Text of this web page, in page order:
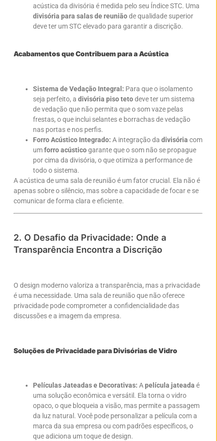
acústica da divisória é medida pelo seu Índice STC. Uma
divisória para salas de reuniãode qualidade superior
deve ter um STC elevado para garantir a discrição.
Acabamentos que Contribuem para a Acústica
Sistema de Vedação Integral: Para que o isolamento
seja perfeito, a divisória piso tetodeve ter um sistema
de vedação que não permita que o som vaze pelas
frestas, o que inclui selantes e borrachas de vedação
nas portas e nos perfis.
Forro Acústico Integrado: A integração da divisória com
umforro acústicogarante que o som não se propague
por cima da divisória, o que otimiza a performance de
todo o sistema.
A acústica de uma sala de reunião é um fator crucial. Ela não é
apenas sobre o silêncio, mas sobre a capacidade de focar e se
comunicar de forma clara e eficiente.
2. O Desafio da Privacidade: Onde a
Transparência Encontra a Discrição
O design moderno valoriza a transparência, mas a privacidade
é uma necessidade. Uma sala de reunião que não oferece
privacidade pode comprometer a confidencialidade das
discussões e a imagem da empresa.
Soluções de Privacidade para Divisórias de Vidro
Películas Jateadas e Decorativas: Apelícula jateada é
uma solução econômica e versátil. Ela torna o vidro
opaco, o que bloqueia a visão, mas permite a passagem
da luz natural. Você pode personalizar a película com a
marca da sua empresa ou com padrões específicos, o
que adiciona um toque de design.